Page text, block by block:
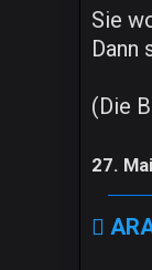
Sie
Dann
(Die
27.